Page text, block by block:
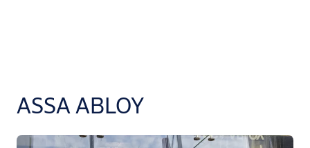
ASSA ABLOY